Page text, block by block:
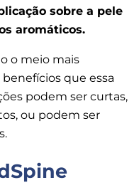
sobre a pele
aromáticos.
o meio mais
que essa
podem ser curtas,
ou podem ser